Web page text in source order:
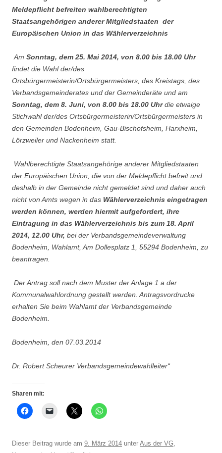
Meldepflicht befreiten wahlberechtigten
Staatsangehörigen anderer Mitgliedstaaten der
Europäischen Union in das Wählerverzeichnis
Am Sonntag, dem 25. Mai 2014, von 8.00 bis 18.00 Uhr
findet die Wahl der/des
Ortsbürgermeisterin/Ortsbürgermeisters, des Kreistags, des
Verbandsgemeinderates und der Gemeinderäte und am
Sonntag, dem 8. Juni, von 8.00 bis 18.00 Uhrdie etwaige
Stichwahl der/des Ortsbürgermeisterin/Ortsbürgermeisters in
den Gemeinden Bodenheim, Gau-Bischofsheim, Harxheim,
Lörzweiler und Nackenheim statt.
Wahlberechtigte Staatsangehörige anderer Mitgliedstaaten
der Europäischen Union, die von der Meldepflicht befreit und
deshalb in der Gemeinde nicht gemeldet sind und daher auch
nicht von Amts wegen in das Wählerverzeichnis eingetragen
werden können, werden hiermit aufgefordert, ihre
Eintragung in das Wählerverzeichnis bis zum 18. April
2014, 12.00 Uhr, bei der Verbandsgemeindeverwaltung
Bodenheim, Wahlamt, Am Dollesplatz 1, 55294 Bodenheim, zu
beantragen.
Der Antrag soll nach dem Muster der Anlage 1 a der
Kommunalwahlordnung gestellt werden. Antragsvordrucke
erhalten Sie beim Wahlamt der Verbandsgemeinde
Bodenheim.
Bodenheim, den 07.03.2014
Dr. Robert Scheurer Verbandsgemeindewahlleiter“
Sharen mit:
Dieser Beitrag wurde am 9. März 2014 unter Aus der VG,